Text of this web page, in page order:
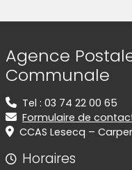
Agence
Communale
Tel : 03 74 22 00 65
Formulaire de
CCAS Lesecq –
Horaires